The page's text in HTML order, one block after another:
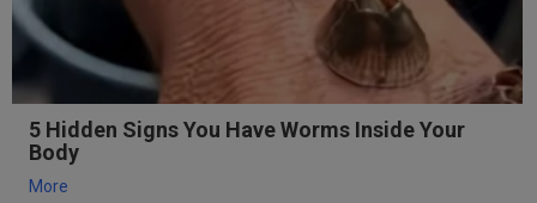
5 Hidden Signs You Have Worms Inside Your
Body
More